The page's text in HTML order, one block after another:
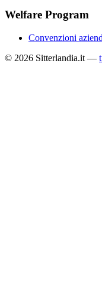
Welfare Program
Convenzioni
© 2026 Sitterlandia.it —